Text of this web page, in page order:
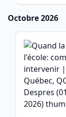
Octobre 2026